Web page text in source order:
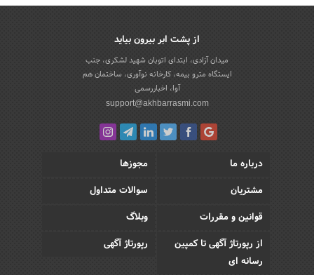
از پشت ابر بیرون بیاید
میدان آزادی، ابتدای اتوبان شهید لشکری، جنب
ایستگاه مترو بیمه، کارخانه نوآوری، ساختمان هم
آوا، اخباررسمی
support@akhbarrasmi.com
درباره ما
مجوزها
مشتریان
سوالات متداول
قوانین و مقررات
وبلاگ
از رپورتاژ آگهی تا کمپین
رسانه ای
رپورتاژ آگهی